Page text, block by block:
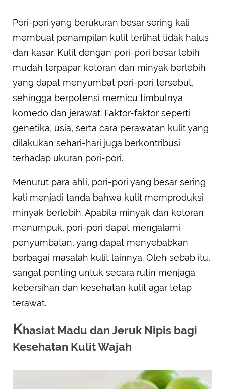
Pori-pori yang berukuran besar sering kali
membuat penampilan kulit terlihat tidak halus
dan kasar. Kulit dengan pori-pori besar lebih
mudah terpapar kotoran dan minyak berlebih
yang dapat menyumbat pori-pori tersebut,
sehingga berpotensi memicu timbulnya
komedo dan jerawat. Faktor-faktor seperti
genetika, usia, serta cara perawatan kulit yang
dilakukan sehari-hari juga berkontribusi
terhadap ukuran pori-pori.
Menurut para ahli, pori-pori yang besar sering
kali menjadi tanda bahwa kulit memproduksi
minyak berlebih. Apabila minyak dan kotoran
menumpuk, pori-pori dapat mengalami
penyumbatan, yang dapat menyebabkan
berbagai masalah kulit lainnya. Oleh sebab itu,
sangat penting untuk secara rutin menjaga
kebersihan dan kesehatan kulit agar tetap
terawat.
Khasiat Madu dan Jeruk Nipis bagi
Kesehatan Kulit Wajah